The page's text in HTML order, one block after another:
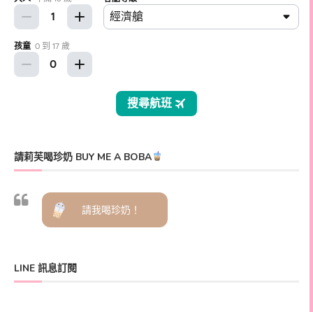
請莉芙喝珍奶 BUY ME A BOBA
請我喝珍奶！
LINE 訊息訂閱